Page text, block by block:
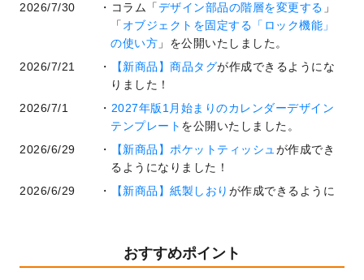
2026/7/30 コラム「デザイン部品の階層を変更する 」
「 オブジェクトを固定する「ロック機能」
の使い方 」を公開いたしました。
2026/7/21
【新商品】商品タグが作成できるようにな
りました！
2026/7/1
2027年版1月始まりのカレンダーデザイン
テンプレート を公開いたしました。
2026/6/29
【新商品】ポケットティッシュが作成でき
るようになりました！
2026/6/29
【新商品】紙製しおり が作成できるように
業効率を上げる便利な操作方法3選！
開いたしました。
おすすめポイント